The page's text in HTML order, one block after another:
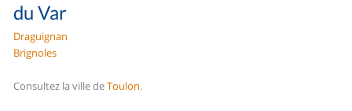
du Var
Draguignan
Brignoles
Consultez la ville deToulon.